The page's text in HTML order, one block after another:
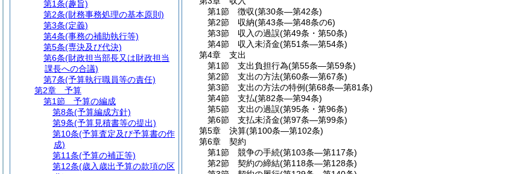
第1節
徴収(第30条―第42条)
第2節
収納(第43条―第48条の6)
第3節
収入の過誤(第49条・第50条)
第4節
収入未済金(第51条―第54条)
第4章
支出
第1節
支出負担行為(第55条―第59条)
第2節
支出の方法(第60条―第67条)
第3節
支出の方法の特例(第68条―第81条)
第4節
支払(第82条―第94条)
第5節
支出の過誤(第95条・第96条)
第6節
支払未済金(第97条―第99条)
第5章
決算(第100条―第102条)
第6章
契約
第1節
競争の手続(第103条―第117条)
第2節
契約の締結(第118条―第128条)
第1条(趣旨)
第2条(財務事務処理の基本原則)
第3条(定義)
第4条(事務の補助執行等)
第5条(専決及び代決)
第6条(財政担当部長又は財政担当
課長への合議)
第7条(予算執行職員等の責任)
第2章
予算
第1節
予算の編成
第8条(予算編成方針)
第9条(予算見積書等の提出)
第10条(予算査定及び予算書の作
成)
第11条(予算の補正等)
第12条(歳入歳出予算の款項の区